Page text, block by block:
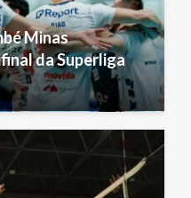
Minas
da Superliga